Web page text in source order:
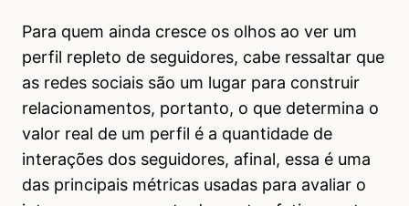
Para quem ainda cresce os olhos ao ver um
perfil repleto de seguidores, cabe ressaltar que
as redes sociais são um lugar para construir
relacionamentos, portanto, o que determina o
valor real de um perfil é a quantidade de
interações dos seguidores, afinal, essa é uma
das principais métricas usadas para avaliar o